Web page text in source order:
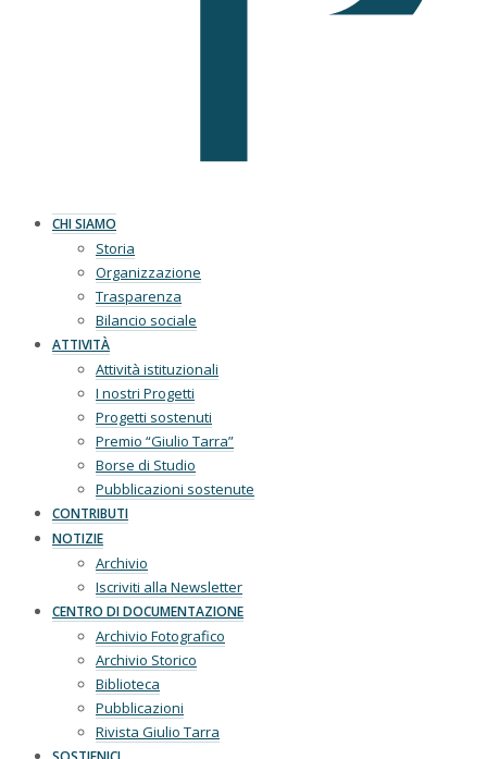
CHI SIAMO
Storia
Organizzazione
Trasparenza
Bilancio sociale
ATTIVITÀ
Attività istituzionali
I nostri Progetti
Progetti sostenuti
Premio “Giulio Tarra”
Borse di Studio
Pubblicazioni sostenute
CONTRIBUTI
NOTIZIE
Archivio
Iscriviti alla Newsletter
CENTRO DI DOCUMENTAZIONE
Archivio Fotografico
Archivio Storico
Biblioteca
Pubblicazioni
Rivista Giulio Tarra